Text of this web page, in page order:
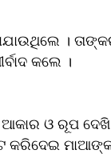
।
କଲେ ।
ଓ ରୂପ
କରିଦେଇ